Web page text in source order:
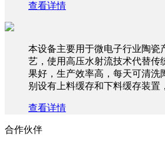
查看详情
本设备主要用于微电子行业陶瓷
艺，使用高压水射流技术代替传
果好，生产效率高，每天可清洗
别设有上料缓存和下料缓存装置
查看详情
合作伙伴